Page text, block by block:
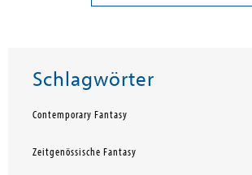
Schlagwörter
Contemporary Fantasy
Zeitgenössische Fantasy